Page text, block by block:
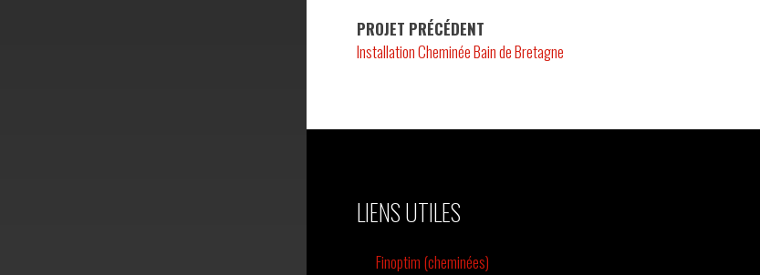
PROJET PRÉCÉDENT
Installation Cheminée Bain de Bretagne
LIENS UTILES
Finoptim (cheminées)